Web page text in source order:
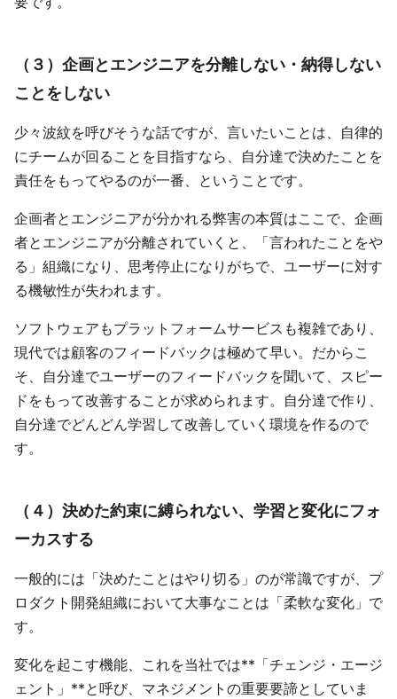
（３）企画とエンジニアを分離しない・納得しない
ことをしない
少々波紋を呼びそうな話ですが、言いたいことは、自律的
にチームが回ることを目指すなら、自分達で決めたことを
責任をもってやるのが一番、ということです。
企画者とエンジニアが分かれる弊害の本質はここで、企画
者とエンジニアが分離されていくと、「言われたことをや
る」組織になり、思考停止になりがちで、ユーザーに対す
る機敏性が失われます。
ソフトウェアもプラットフォームサービスも複雑であり、
現代では顧客のフィードバックは極めて早い。だからこ
そ、自分達でユーザーのフィードバックを聞いて、スピー
ドをもって改善することが求められます。自分達で作り、
自分達でどんどん学習して改善していく環境を作るので
す。
（４）決めた約束に縛られない、学習と変化にフォ
ーカスする
一般的には「決めたことはやり切る」のが常識ですが、プ
ロダクト開発組織において大事なことは「柔軟な変化」で
す。
変化を起こす機能、これを当社では**「チェンジ・エージ
ェント」**と呼び、マネジメントの重要要諦としていま